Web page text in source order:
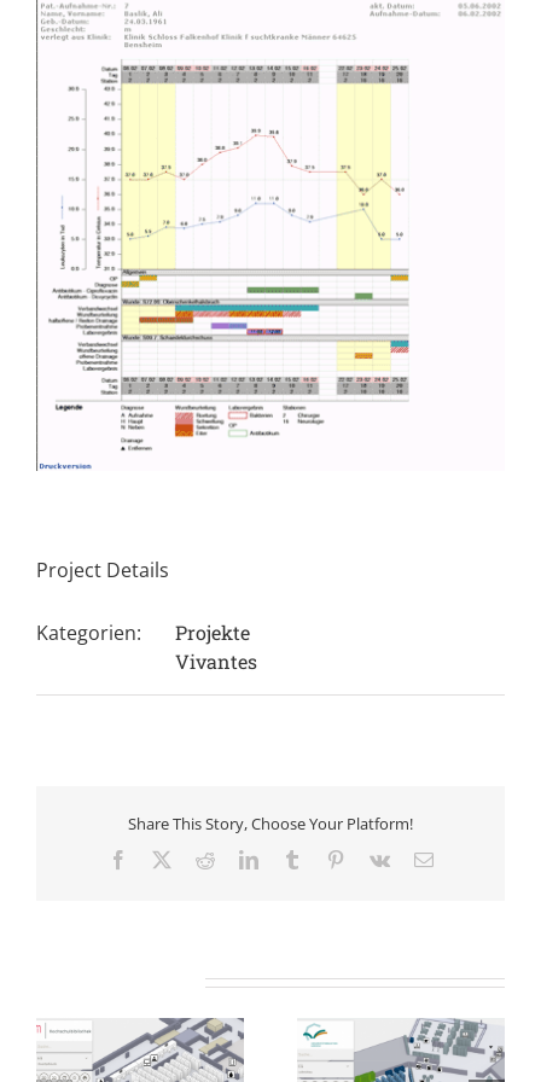
Project Details
Kategorien:
Projekte
Vivantes
Share This Story, Choose Your Platform!
Facebook RedditLinkedInTumblr Pinterest
Vk
E-